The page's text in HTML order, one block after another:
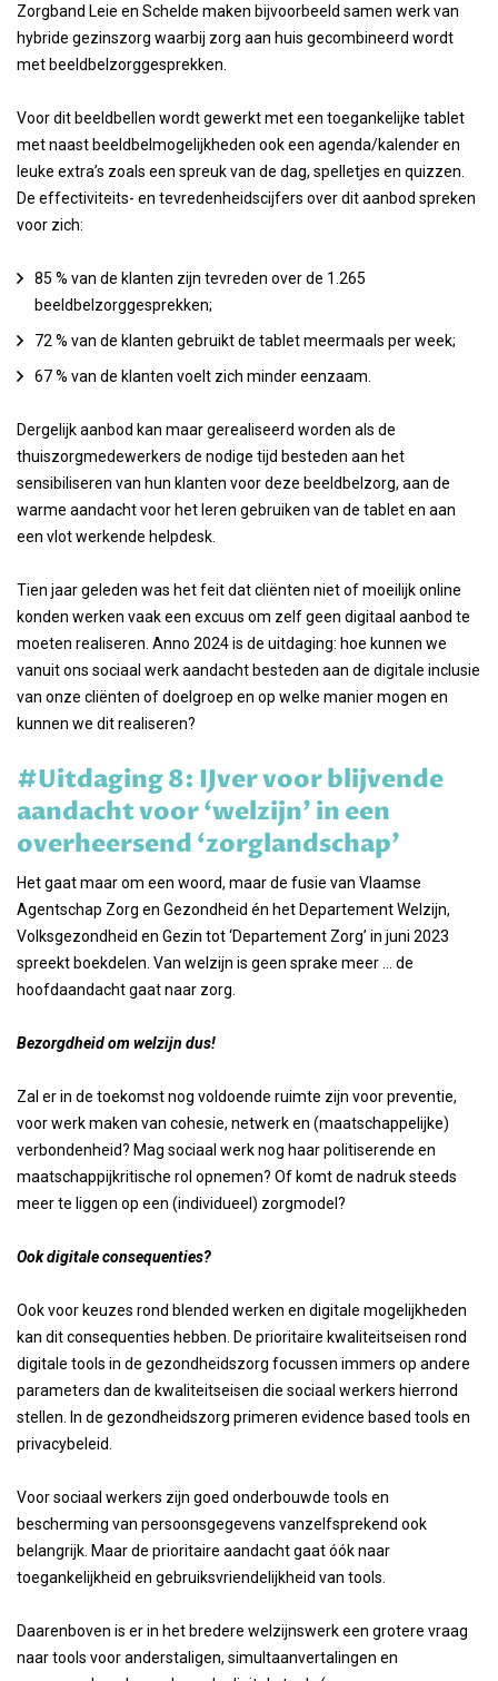
Zorgband Leie en Schelde maken bijvoorbeeld samen werk van
hybride gezinszorg waarbij zorg aan huis gecombineerd wordt
met beeldbelzorggesprekken.
Voor dit beeldbellen wordt gewerkt met een toegankelijke tablet
met naast beeldbelmogelijkheden ook een agenda/kalender en
leuke extra’s zoals een spreuk van de dag, spelletjes en quizzen.
De effectiviteits- en tevredenheidscijfers over dit aanbod spreken
voor zich:
85 % van de klanten zijn tevreden over de 1.265
beeldbelzorggesprekken;
72 % van de klanten gebruikt de tablet meermaals per week;
67 % van de klanten voelt zich minder eenzaam.
Dergelijk aanbod kan maar gerealiseerd worden als de
thuiszorgmedewerkers de nodige tijd besteden aan het
sensibiliseren van hun klanten voor deze beeldbelzorg, aan de
warme aandacht voor het leren gebruiken van de tablet en aan
een vlot werkende helpdesk.
Tien jaar geleden was het feit dat cliënten niet of moeilijk online
konden werken vaak een excuus om zelf geen digitaal aanbod te
moeten realiseren. Anno 2024 is de uitdaging: hoe kunnen we
vanuit ons sociaal werk aandacht besteden aan de digitale inclusie
van onze cliënten of doelgroep en op welke manier mogen en
kunnen we dit realiseren?
#Uitdaging 8: IJver voor blijvende
aandacht voor ‘welzijn’ in een
overheersend ‘zorglandschap’
Het gaat maar om een woord, maar de fusie van Vlaamse
Agentschap Zorg en Gezondheid én het Departement Welzijn,
Volksgezondheid en Gezin tot ‘Departement Zorg’ in juni 2023
spreekt boekdelen. Van welzijn is geen sprake meer ... de
hoofdaandacht gaat naar zorg.
Bezorgdheid om welzijn dus!
Zal er in de toekomst nog voldoende ruimte zijn voor preventie,
voor werk maken van cohesie, netwerk en (maatschappelijke)
verbondenheid? Mag sociaal werk nog haar politiserende en
maatschappijkritische rol opnemen? Of komt de nadruk steeds
meer te liggen op een (individueel) zorgmodel?
Ook digitale consequenties?
Ook voor keuzes rond blended werken en digitale mogelijkheden
kan dit consequenties hebben. De prioritaire kwaliteitseisen rond
digitale tools in de gezondheidszorg focussen immers op andere
parameters dan de kwaliteitseisen die sociaal werkers hierrond
stellen. In de gezondheidszorg primeren evidence based tools en
privacybeleid.
Voor sociaal werkers zijn goed onderbouwde tools en
bescherming van persoonsgegevens vanzelfsprekend ook
belangrijk. Maar de prioritaire aandacht gaat óók naar
toegankelijkheid en gebruiksvriendelijkheid van tools.
Daarenboven is er in het bredere welzijnswerk een grotere vraag
naar tools voor anderstaligen, simultaanvertalingen en